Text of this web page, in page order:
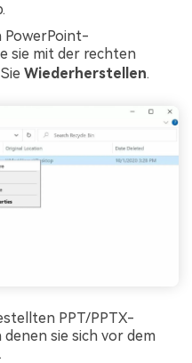
PowerPoint-
sie mit der rechten
Wiederherstellen.
PPT/PPTX-
sie sich vor dem